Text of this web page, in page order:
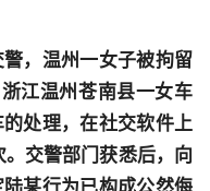
警，温州一女子被拘留
江温州苍南县一女车
处理，在社交软件上
交警部门获悉后，向
某行为已构成公然侮